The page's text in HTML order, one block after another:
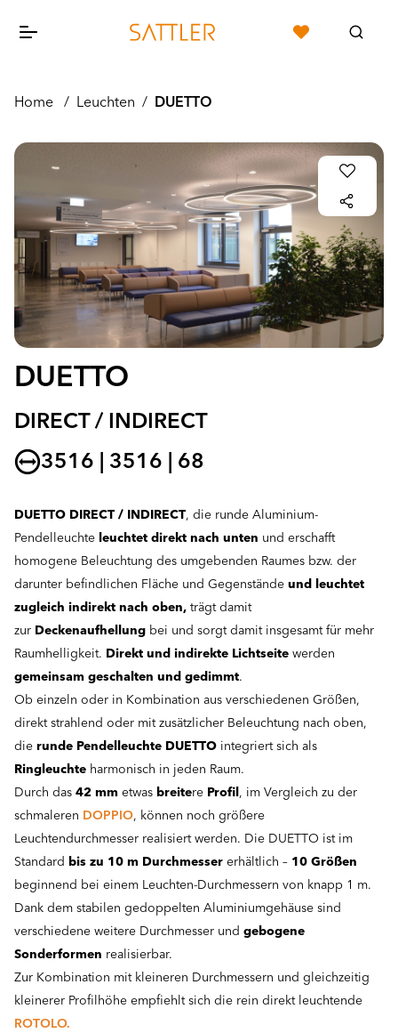
Home / Leuchten / DUETTO
DUETTO
DIRECT / INDIRECT
3516 | 3516 | 68
DUETTO DIRECT / INDIRECT, die runde Aluminium-
Pendelleuchte leuchtet direkt nach unten und erschafft
homogene Beleuchtung des umgebenden Raumes bzw. der
darunter befindlichen Fläche und Gegenstände und leuchtet
zugleich indirekt nach oben, trägt damit
zur Deckenaufhellung bei und sorgt damit insgesamt für mehr
Raumhelligkeit. Direkt und indirekte Lichtseite werden
gemeinsam geschalten und gedimmt.
Ob einzeln oder in Kombination aus verschiedenen Größen,
direkt strahlend oder mit zusätzlicher Beleuchtung nach oben,
die runde Pendelleuchte DUETTO integriert sich als
Ringleuchte harmonisch in jeden Raum.
Durch das 42 mm etwas breitere Profil, im Vergleich zu der
schmaleren DOPPIO, können noch größere
Leuchtendurchmesser realisiert werden. Die DUETTO ist im
Standard bis zu 10 m Durchmesser erhältlich – 10 Größen
beginnend bei einem Leuchten-Durchmessern von knapp 1 m.
Dank dem stabilen gedoppelten Aluminiumgehäuse sind
verschiedene weitere Durchmesser und gebogene
Sonderformen realisierbar.
Zur Kombination mit kleineren Durchmessern und gleichzeitig
kleinerer Profilhöhe empfiehlt sich die rein direkt leuchtende
ROTOLO.